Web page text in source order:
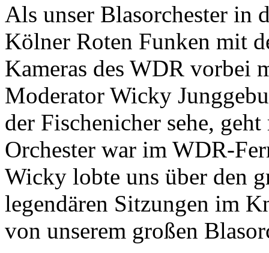
Als unser Blasorchester in
Kölner Roten Funken mit
Kameras des WDR vorbei
Moderator Wicky
der Fischenicher sehe,
Orchester war im WDR-
Wicky lobte uns über den
legendären Sitzungen im
von unserem großen